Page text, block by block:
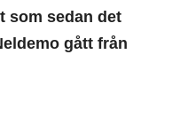
som sedan det
gått från